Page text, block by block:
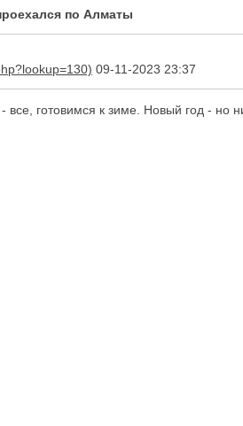
по Алматы
09-11-2023 23:37
готовимся к зиме. Новый год - но